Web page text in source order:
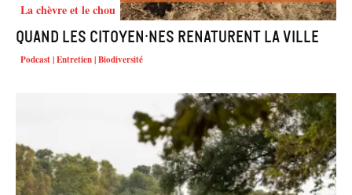
La chèvre et le chou
Quand les citoyen·nes renaturent la ville
Podcast | Entretien | Biodiversité